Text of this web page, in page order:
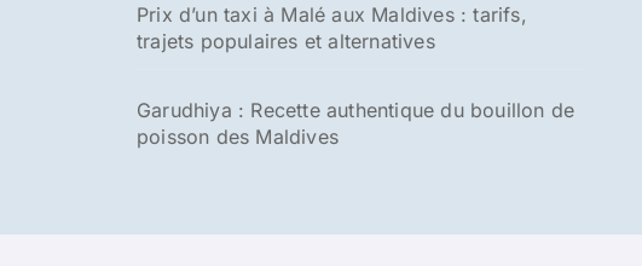
Prix d’un taxi à Malé aux Maldives : tarifs,
trajets populaires et alternatives
Garudhiya : Recette authentique du bouillon de
poisson des Maldives